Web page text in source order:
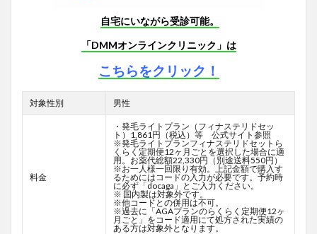
自宅にいながら受診可能。
「DMMオンラインクリニック」は
こちらをクリック！
対象性別 男性
料金
・発毛ライトプラン（フィナステリドセッ
ト）1,861円（税込）等 公式サイト参照
※発毛ライトプランフィナステリドセットら
くらく定期便12ヶ月ごとを選択した場合に適
用。お薬代総額22,330円（別途送料550円）
※お一人様一回限り有効。上記金額で購入す
るためにはコードの入力が必要です。予約時
に必ず「docaga」とご入力ください。
※ 国内製は対象外です。
※他コードとの併用は不可。
※過去に「AGAプランのらくらく定期便12ヶ
月ごと」をコード適用にて処方された実績の
ある方は対象外となります。